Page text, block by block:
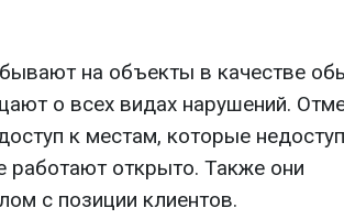
на объекты в качестве
о всех видах нарушений.
к местам, которые
открыто. Также они
с позиции клиентов.